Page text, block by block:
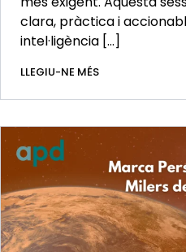
clara, pràctica i
intel·ligència […]
LLEGIU-NE MÉS